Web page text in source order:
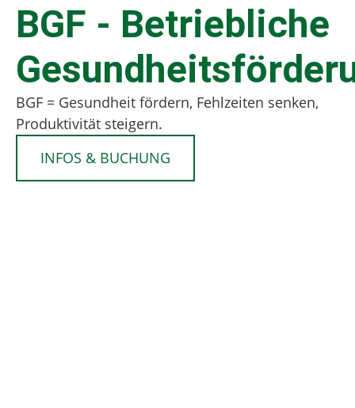
BGF - Betriebliche
BGF = Gesundheit fördern, Fehlzeiten senken,
Produktivität steigern.
INFOS & BUCHUNG